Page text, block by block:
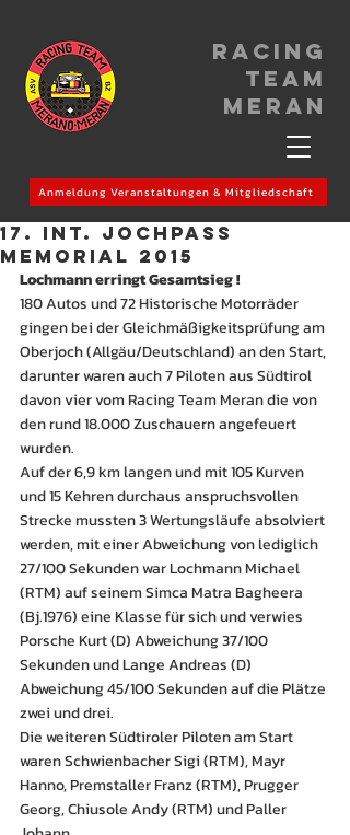
Racing
Team
meran
Anmeldung Veranstaltungen & Mitgliedschaft
17. Int. Jochpass
Memorial 2015
Lochmann erringt Gesamtsieg !
180 Autos und 72 Historische Motorräder
gingen bei der Gleichmäßigkeitsprüfung am
Oberjoch (Allgäu/Deutschland) an den Start,
darunter waren auch 7 Piloten aus Südtirol
davon vier vom Racing Team Meran die von
den rund 18.000 Zuschauern angefeuert
wurden.
Auf der 6,9 km langen und mit 105 Kurven
und 15 Kehren durchaus anspruchsvollen
Strecke mussten 3 Wertungsläufe absolviert
werden, mit einer Abweichung von lediglich
27/100 Sekunden war Lochmann Michael
(RTM) auf seinem Simca Matra Bagheera
(Bj.1976) eine Klasse für sich und verwies
Porsche Kurt (D) Abweichung 37/100
Sekunden und Lange Andreas (D)
Abweichung 45/100 Sekunden auf die Plätze
zwei und drei.
Die weiteren Südtiroler Piloten am Start
waren Schwienbacher Sigi (RTM), Mayr
Hanno, Premstaller Franz (RTM), Prugger
Georg, Chiusole Andy (RTM) und Paller